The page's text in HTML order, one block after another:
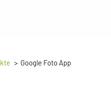
Google Foto App